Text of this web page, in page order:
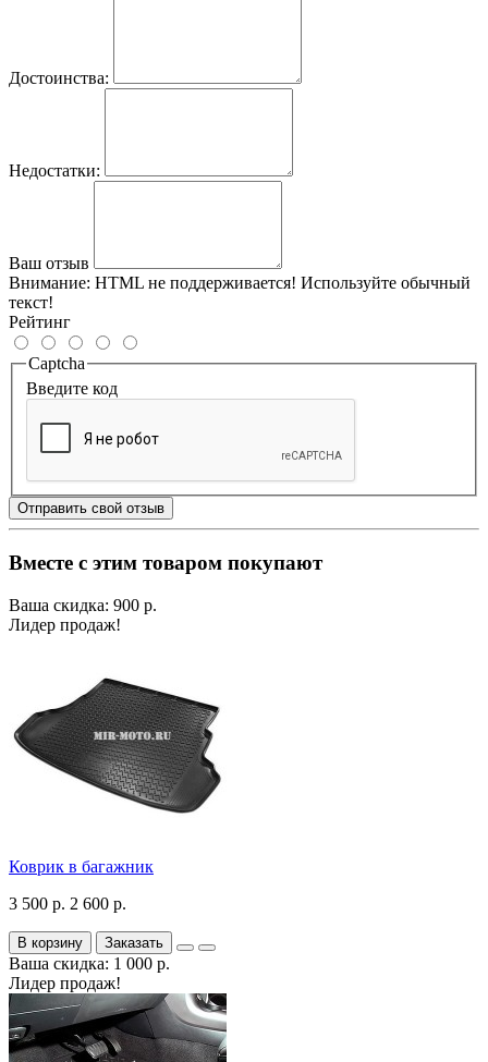
Достоинства:
Недостатки:
Ваш отзыв
Внимание: HTML не поддерживается! Используйте обычный
текст!
Рейтинг
Captcha
Введите код
Отправить свой отзыв
Вместе с этим товаром покупают
Ваша скидка: 900 р.
Лидер продаж!
Коврик в багажник
3 500 р. 2 600 р.
В корзину Заказать
Ваша скидка: 1 000 р.
Лидер продаж!